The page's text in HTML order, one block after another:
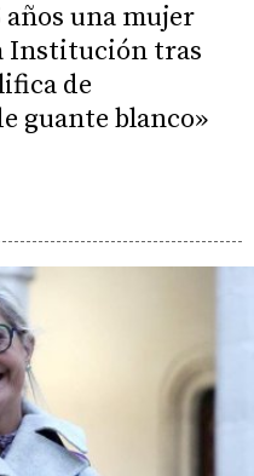
años una mujer
Institución tras
de
guante blanco»